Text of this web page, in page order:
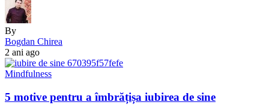
By
Bogdan Chirea
2 ani ago
Mindfulness
5 motive pentru a îmbrățișa iubirea de sine